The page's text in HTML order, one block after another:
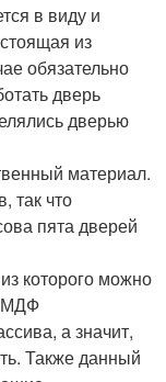
в виду и
из
обязательно
дверь
дверью
материал.
так что
пята дверей
которого можно
МДФ
а значит,
Также данный